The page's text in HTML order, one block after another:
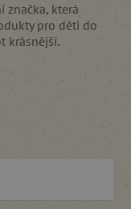
značka, která
pro děti do
krásnější.
vytvořit
udělá obyčejné